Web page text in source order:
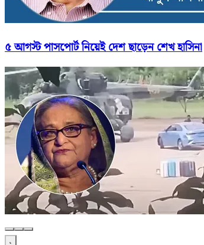
৫ আগস্ট পাসপোর্ট নিয়েই দেশ ছাড়েন শেখ হাসিনা